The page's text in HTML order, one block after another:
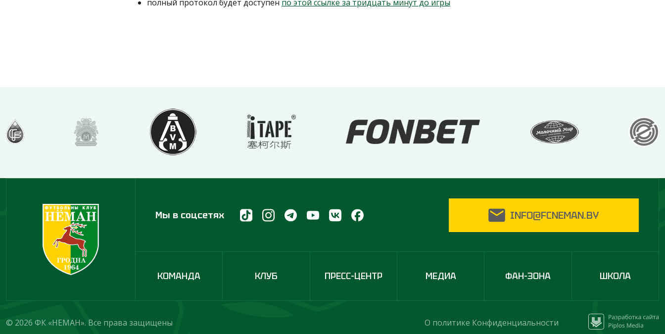
полный протокол будет доступен по этой ссылке за тридцать минут до игры
Мы в соцсетях INFO@FCNEMAN.BY
КОМАНДА КЛУБ ПРЕСС-ЦЕНТР МЕДИА ФАН-ЗОНА ШКОЛА
© 2026 ФК «НЕМАН». Все права защищены О политике Конфиденциальности